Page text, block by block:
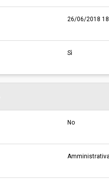
26/06/2018
Sì
No